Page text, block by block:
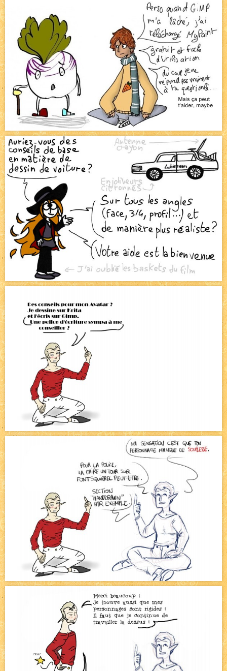
Avatar, le dessin d'un autre maître NEW
Beyond the cliff (suite) NEW
On retape les miniatures de l'accueil
Le Jeu du Trône II – Après l'explosion NEW
Le Jeu du Trône – Généalogie NEW